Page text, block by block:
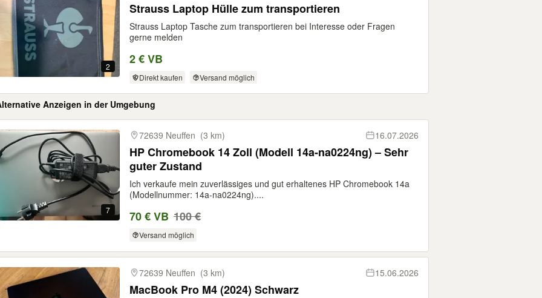
2
Strauss Laptop Hülle zum transportieren
Strauss Laptop Tasche zum transportieren bei Interesse oder Fragen
gerne melden
2 € VB
Direkt kaufen Versand möglich
Anzeigen in der Umgebung
7
72639 Neuffen (3 km) 16.07.2026
HP Chromebook 14 Zoll (Modell 14a-na0224ng) – Sehr
guter Zustand
Ich verkaufe mein zuverlässiges und gut erhaltenes HP Chromebook 14a
(Modellnummer: 14a-na0224ng)....
70 € VB 100 €
Versand möglich
72639 Neuffen (3 km) 15.06.2026
MacBook Pro M4 (2024) Schwarz